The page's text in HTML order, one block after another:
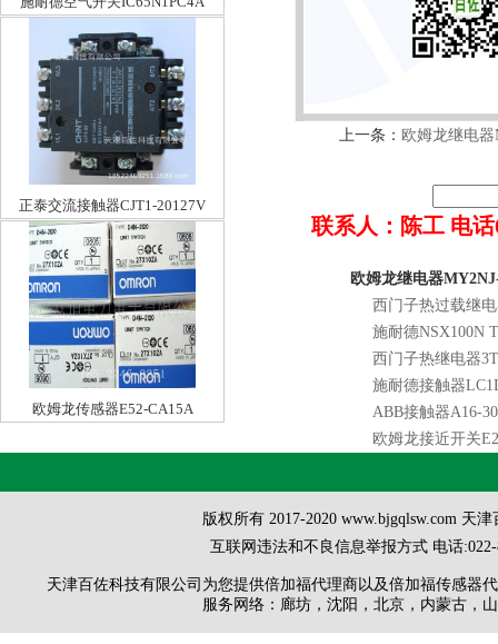
正泰交流接触器CJT1-20127V
欧姆龙传感器E52-CA15A
上一条： 欧姆龙继电器
联系人：陈工 电话
欧姆龙继电器
西门子热过载继
施耐德NSX100N
西门子热继电器
施耐德接触器
ABB接触器A16-
欧姆龙接近开关
版权所有 2017-2020 www.bjgqlsw.com 天
互联网违法和不良信息举报方式 电话
天津百佐科技有限公司为您提供倍加福代理商以及倍加福传感器
服务网络：廊坊，沈阳，北京，内蒙古，